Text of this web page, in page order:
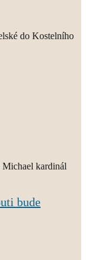
do Kostelního
bude